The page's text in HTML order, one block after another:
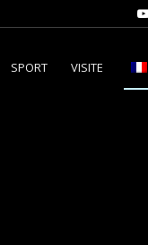
SPORT VISITE